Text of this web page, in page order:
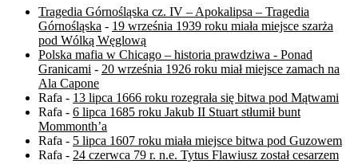
Tragedia Górnośląska cz. IV – Apokalipsa – Tragedia
Górnośląska - 19 września 1939 roku miała miejsce szarża
pod Wólką Węglową
Polska mafia w Chicago – historia prawdziwa - Ponad
Granicami - 20 września 1926 roku miał miejsce zamach na
Ala Capone
Rafa - 13 lipca 1666 roku rozegrała się bitwa pod Mątwami
Rafa - 6 lipca 1685 roku Jakub II Stuart stłumił bunt
Mommonth’a
Rafa - 5 lipca 1607 roku miała miejsce bitwa pod Guzowem
Rafa - 24 czerwca 79 r. n.e. Tytus Flawiusz został cesarzem